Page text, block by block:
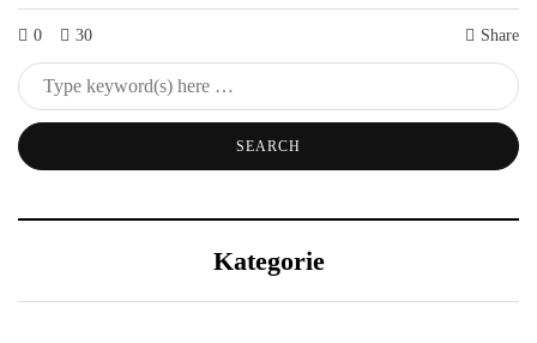
0 30 Share
Kategorie